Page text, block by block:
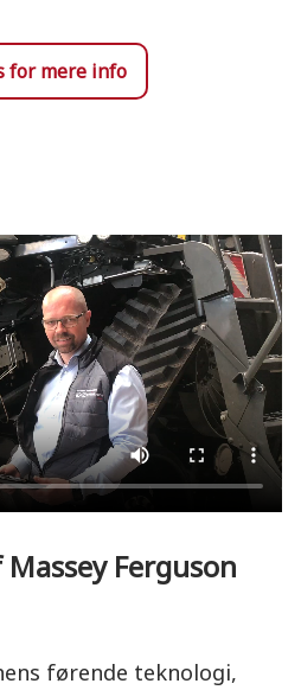
for mere info
Ferguson
førende teknologi,